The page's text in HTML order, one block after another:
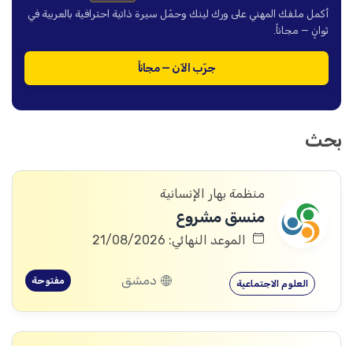
أكمل ملفك المهني على ورك لينك وحمّل سيرة ذاتية احترافية بالعربية في
ثوانٍ — مجاناً.
جرّب الآن — مجاناً
بحث
منظمة بهار الإنسانية
منسق مشروع
الموعد النهائي: 21/08/2026
العلوم الاجتماعية دمشق مفتوحة